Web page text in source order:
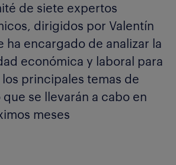
de siete expertos
dirigidos por Valentín
ha encargado de analizar la
económica y laboral para
principales temas de
se llevarán a cabo en
meses